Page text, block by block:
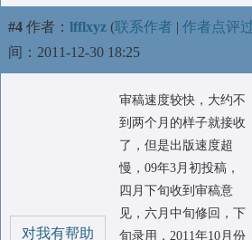
#4 作者： lfflxyz (联系作者 | 作者点评
间：2011-12-30 18:25
对我有帮助
审稿速度较快，大约不
到两个月的样子就接收
了，但是出版速度超
慢，09年3月初投稿，
四月下旬收到审稿意
见，六月中旬修回，下
旬录用，2011年10月份